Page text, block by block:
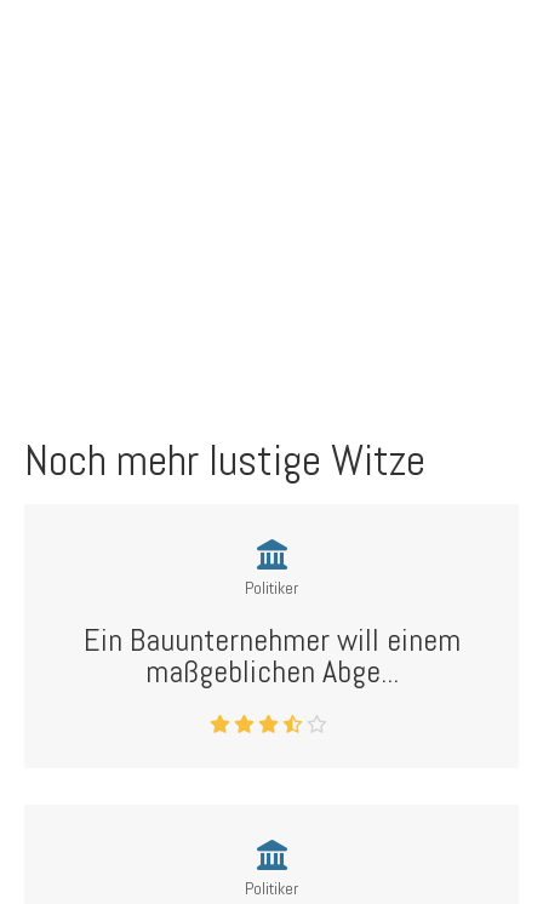
Noch mehr lustige Witze
Politiker
Ein Bauunternehmer will einem
maßgeblichen Abge...
Politiker